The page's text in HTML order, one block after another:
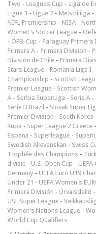
Two - Leagues Cup - Liga de
Ligue 1 - Ligue 2 - Meistriliiga -
NIFL Premiership - NISA -
Women's Soccer League -
- ÖFB-Cup - Paraguay Primera
Primera A - Primera Division -
División de Chile - Primera
Stars League - Romania Liga I -
Championship - Scottish
Premier League - Scottish
A - Serbia SuperLiga - Serie A -
Serie B Brazil - Slovak Super
Premier Division - South Korea
Kupa - Super League 2 Greece -
Espana - Superleague -
Swedish Allsvenskan - Swiss
Trophée des Champions -
divisie - U.S. Open Cup -
Germany - UEFA Euro U19
Under 21 - UEFA Women's
Primera División - Úrvalsdeild -
USL Super League -
Women's Nations League -
World Cup Qualifiers